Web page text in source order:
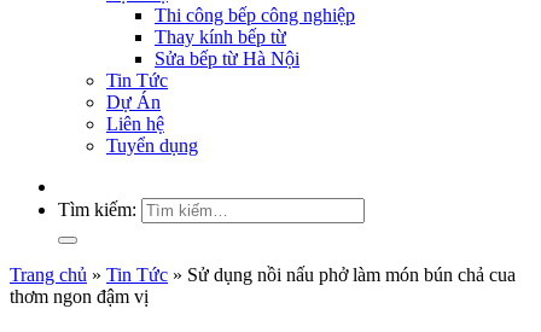
Thi công bếp công nghiệp
Thay kính bếp từ
Sửa bếp từ Hà Nội
Tin Tức
Dự Án
Liên hệ
Tuyển dụng
Tìm kiếm:
Trang chủ » Tin Tức » Sử dụng nồi nấu phở làm món bún chả cua
thơm ngon đậm vị